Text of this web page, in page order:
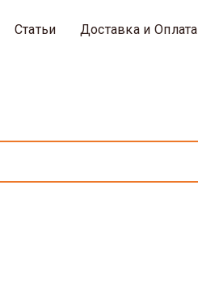
Статьи Доставка и Оплата